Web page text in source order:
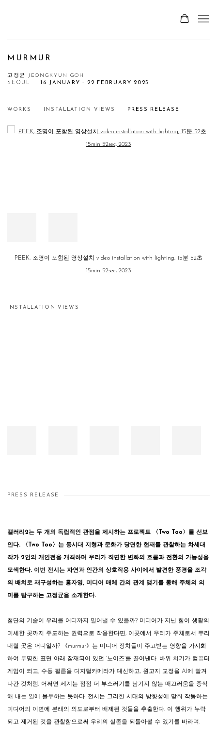
MURMUR
고정균 JEONGKYUN GOH
16 JANUARY - 22 FEBRUARY 2025
SEOUL
WORKS INSTALLATION VIEWS PRESS RELEASE
Open a larger version of the following image in a popup:
PEEK, 조명이 포함된 영상설치 video installation with lighting, 15분 52초
15min 52sec, 2023
INSTALLATION VIEWS
PRESS RELEASE
갤러리2는 두 개의 독립적인 관점을 제시하는 프로젝트 〈Two Too〉를 선보
인다. 〈Two Too〉는 동시대 지형과 문화가 당면한 현재를 관찰하는 차세대
작가 2인의 개인전을 개최하며 우리가 직면한 변화의 흐름과 전환의 가능성을
모색한다. 이번 전시는 자연과 인간의 상호작용 사이에서 발견한 풍경을 조각
의 배치로 재구성하는 홍자영, 미디어 매체 간의 관계 맺기를 통해 주체의 의
미를 탐구하는 고정균을 소개한다.
첨단의 기술이 우리를 어디까지 밀어낼 수 있을까? 미디어가 지닌 힘이 생활의
미세한 곳까지 주도하는 권력으로 작용한다면, 이곳에서 우리가 주체로서 뿌리
내릴 곳은 어디일까? 《murmur》는 미디어 장치들이 주고받는 영향을 가시화
하여 투명한 표면 아래 잠재되어 있던 ‘노이즈’를 끌어낸다. 바위 치기가 컴퓨터
게임이 되고, 수동 필름을 디지털카메라가 대신하고, 원고지 교정을 AI에 맡겨
나간 것처럼, 어쩌면 세계는 점점 더 부스러기를 남기지 않는 매끄러움을 증식
해 내는 일에 몰두하는 듯하다. 전시는 그러한 시대의 방향성에 맞춰 작동하는
미디어의 이면에 본래의 의도로부터 배제된 것들을 추출한다. 이 행위가 누락
되고 제거된 것을 관찰함으로써 우리의 실존을 되돌아볼 수 있기를 바라며.